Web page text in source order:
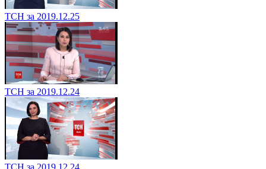
ТСН за 2019.12.25
ТСН за 2019.12.24
ТСН за 2019.12.24